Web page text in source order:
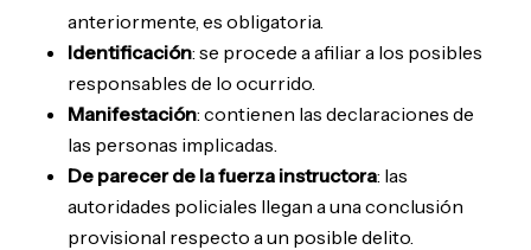
anteriormente, es obligatoria.
Identificación: se procede a afiliar a los posibles
responsables de lo ocurrido.
Manifestación: contienen las declaraciones de
las personas implicadas.
De parecer de la fuerza instructora: las
autoridades policiales llegan a una conclusión
provisional respecto a un posible delito.